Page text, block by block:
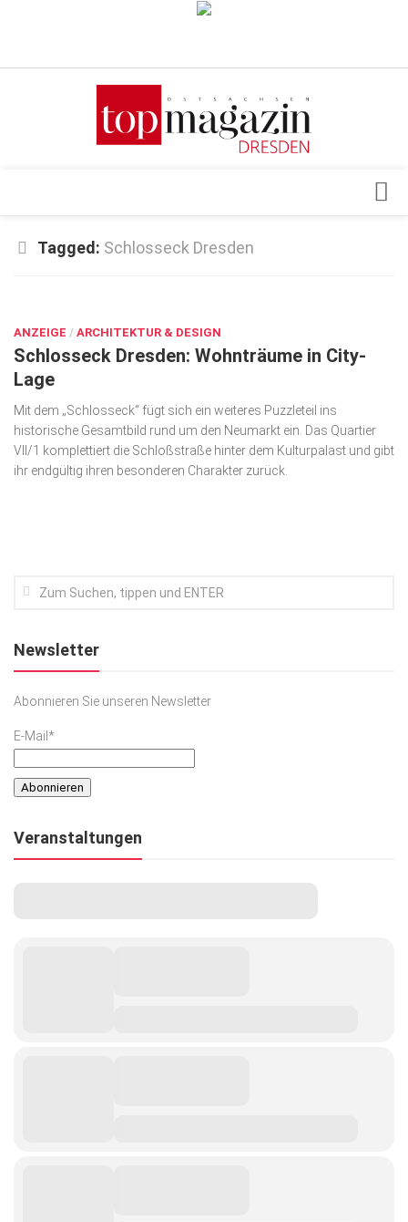
Verkaufsstellen
Top Gesundheitsforum Dresden / Ostsachsen
Geschäft
gesund & schön
Gesellschaft
Kunst & Kultur
Lifestyle
SACHSEN IN PARIS
Tagged: Schlosseck Dresden
ANZEIGE / ARCHITEKTUR & DESIGN
Schlosseck Dresden: Wohnträume in City-
Lage
Mit dem „Schlosseck“ fügt sich ein weiteres Puzzleteil ins
historische Gesamtbild rund um den Neumarkt ein. Das Quartier
VII/1 komplettiert die Schloßstraße hinter dem Kulturpalast und gibt
ihr endgültig ihren besonderen Charakter zurück.
Newsletter
Abonnieren Sie unseren Newsletter
E-Mail*
Veranstaltungen